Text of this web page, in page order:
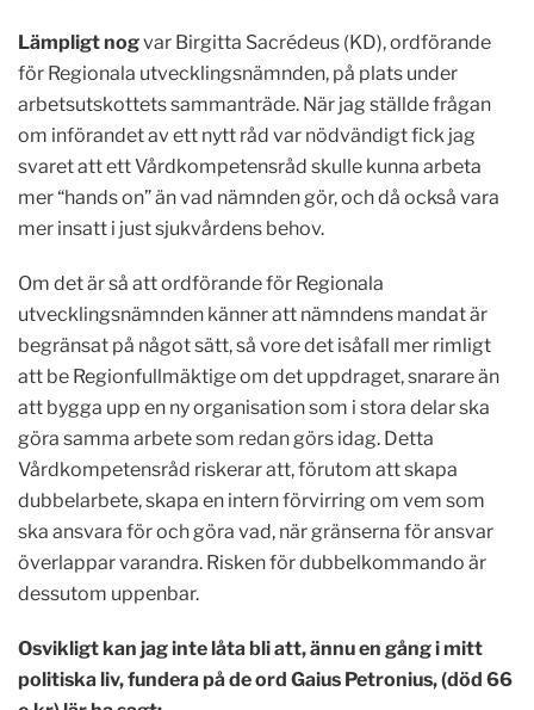
Lämpligt nogvar Birgitta Sacrédeus (KD),ordförande
för Regionala utvecklingsnämnden, på plats under
arbetsutskottets sammanträde. När jag ställde frågan
om införandet av ett nytt råd var nödvändigt fick jag
svaret att ett Vårdkompetensråd skulle kunna arbeta
mer “hands on” än vad nämnden gör, och då också vara
mer insatt i just sjukvårdens behov.
Om det är så att ordförande för Regionala
utvecklingsnämnden känner att nämndens mandat är
begränsat på något sätt, så vore det isåfall mer rimligt
att be Regionfullmäktige om det uppdraget, snarare än
att bygga upp en ny organisation som i stora delar ska
göra samma arbete som redan görs idag. Detta
Vårdkompetensråd riskerar att, förutom att skapa
dubbelarbete, skapa en intern förvirring om vem som
ska ansvara för och göra vad, när gränserna för ansvar
överlappar varandra. Risken för dubbelkommando är
dessutom uppenbar.
Osvikligt kan jag inte låta bli att, ännu en gång i mitt
politiska liv, fundera på de ord Gaius Petronius, (död 66